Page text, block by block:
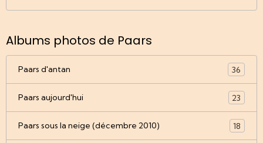
Albums photos de Paars
Paars d'antan 36
Paars aujourd'hui 23
Paars sous la neige (décembre 2010) 18